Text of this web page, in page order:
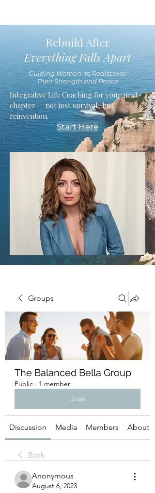
Rebuild After
Everything Falls Apart
Guiding Women to Rediscover
Their Strength and Peace
Integrative Life Coaching for your next
chapter — not just survival, but
reinvention.
Start Here
Groups
The Balanced Bella Group
Public · 1 member
Join
Discussion Media Members About
Back
Anonymous
August 6, 2023